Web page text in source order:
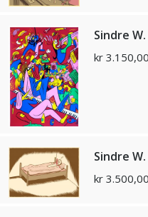
Sindre
kr 3.150,00
Sindre
kr 3.500,00